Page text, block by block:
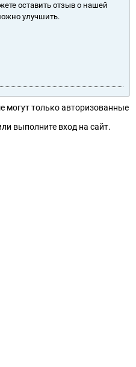
оставить отзыв о нашей
улучшить.
могут только авторизованные
выполните вход на сайт.